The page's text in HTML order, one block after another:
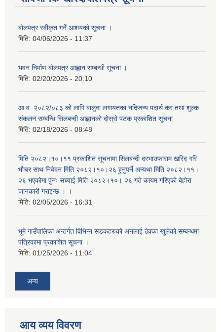
बोलपत्र स्वीकृत गर्ने आशयको सूचना ।
मिति: 04/06/2026 - 11:37
भवन निर्माण बोलपत्र आह्वान सम्बन्धी सूचना ।
मिति: 02/20/2026 - 20:10
आ.व. २०८२/०८३ को लागि बालुवा लगायतका नदिजन्य पदार्थ कर तथा शुल्क
संकलन सम्बन्धि सिलबन्दी आह्वानको दोस्रो पटक प्रकाशित सूचना
मिति: 02/18/2026 - 08:48
मिति २०८२।१०।११ प्रकाशित सूचनामा सिलबन्दी दरभाउफाराम खरिद गरि
भौचर साथ निवेदन मिति २०८२।१०।२६ हुनुपर्ने अन्यथा मिति २०८२।११।
२६ भएकोमा पुनः सच्याई मिति २०८२।१०। २६ गते कायम गरिएको बेहोरा
जानकारी गराइन्छ । ।
मिति: 02/05/2026 - 16:31
भूमे गाउँपालिका अन्तर्गत विभिन्न सडकहरुको अनलाई ठेक्का खुलेको सम्बन्धमा
पत्रिकामा प्रकाशित सूचना ।
मिति: 01/25/2026 - 11:04
अन्य
आय व्यय विवरण